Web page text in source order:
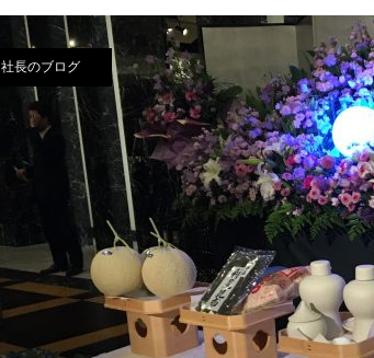
社長のブログ